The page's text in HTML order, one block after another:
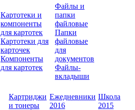
Картотеки и
компоненты
для картотек
Картотеки для
карточек
Компоненты
для картотек
Файлы и
папки
файловые
Папки
файловые
для
документов
Файлы-
вкладыши
Картриджи
и тонеры
Ежедневники
2016
Школа
2015